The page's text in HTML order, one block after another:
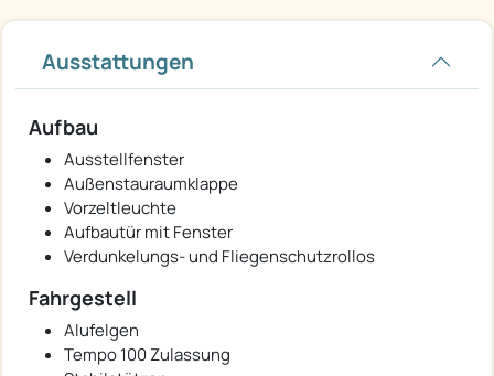
Ausstattungen
Aufbau
Ausstellfenster
Außenstauraumklappe
Vorzeltleuchte
Aufbautür mit Fenster
Verdunkelungs- und Fliegenschutzrollos
Fahrgestell
Alufelgen
Tempo 100 Zulassung